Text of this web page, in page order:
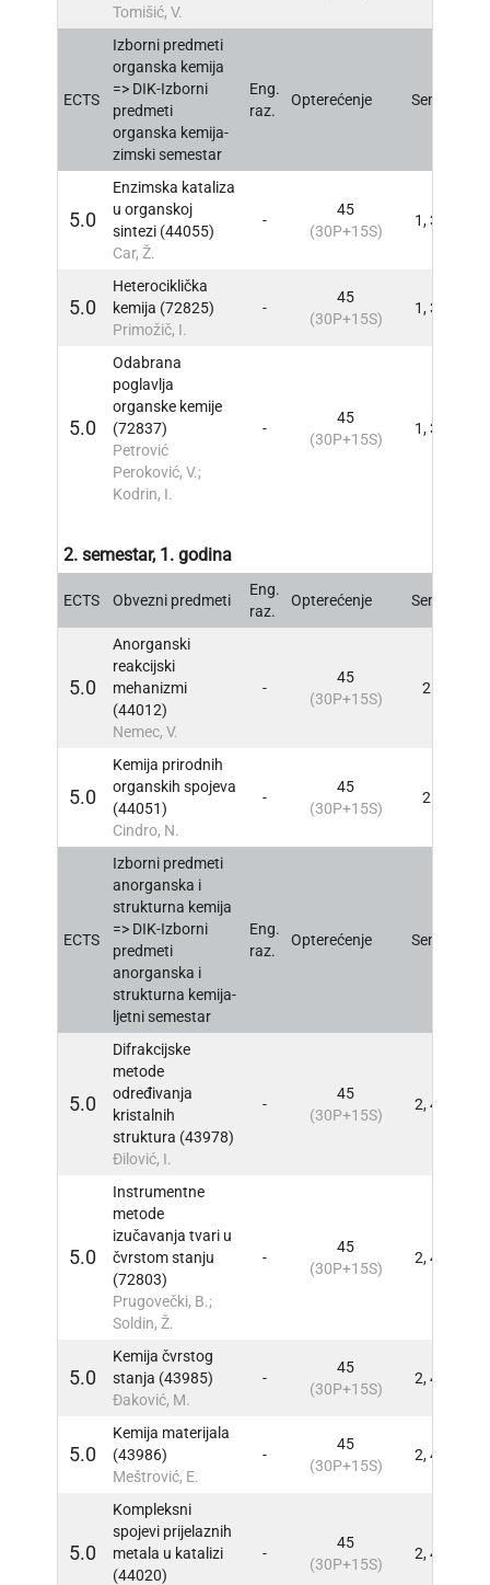
Tomišić, V.
ECTS
Izborni predmeti
organska kemija
=> DIK-Izborni
predmeti
organska kemija-
zimski semestar
Eng.
raz.
Opterećenje Sem
5.0
Enzimska kataliza
u organskoj
sintezi (44055)
Car, Ž.
-
45
(30P+15S)
1, 3
5.0
Heterociklička
kemija (72825)
Primožič, I.
-
45
(30P+15S)
1, 3
5.0
Odabrana
poglavlja
organske kemije
(72837)
Petrović
Peroković, V.;
Kodrin, I.
-
45
(30P+15S)
1, 3
2. semestar, 1. godina
ECTS Obvezni predmeti
Eng.
raz.
Opterećenje Sem
5.0
Anorganski
reakcijski
mehanizmi
(44012)
Nemec, V.
-
45
(30P+15S)
2
5.0
Kemija prirodnih
organskih spojeva
(44051)
Cindro, N.
-
45
(30P+15S)
2
ECTS
Izborni predmeti
anorganska i
strukturna kemija
=> DIK-Izborni
predmeti
anorganska i
strukturna kemija-
ljetni semestar
Eng.
raz.
Opterećenje Sem
5.0
Difrakcijske
metode
određivanja
kristalnih
struktura (43978)
Đilović, I.
-
45
(30P+15S)
2, 4
5.0
Instrumentne
metode
izučavanja tvari u
čvrstom stanju
(72803)
Prugovečki, B.;
Soldin, Ž.
-
45
(30P+15S)
2, 4
5.0
Kemija čvrstog
stanja (43985)
Đaković, M.
-
45
(30P+15S)
2, 4
5.0
Kemija materijala
(43986)
Meštrović, E.
-
45
(30P+15S)
2, 4
5.0
Kompleksni
spojevi prijelaznih
metala u katalizi
(44020)
-
45
(30P+15S)
2, 4